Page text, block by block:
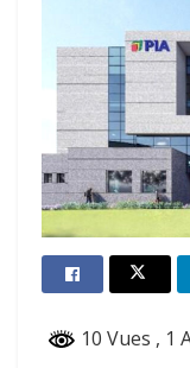
10 Vues , 1